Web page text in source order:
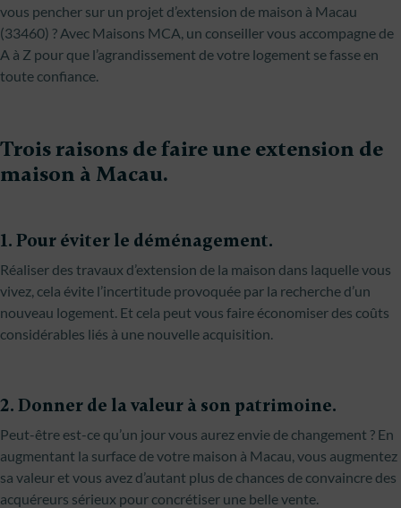
vous pencher sur un projet d’extension de maison à Macau
(33460) ? Avec Maisons MCA, un conseiller vous accompagne de
A à Z pour que l’agrandissement de votre logement se fasse en
toute confiance.
Trois raisons de faire une extension de
maison à Macau.
1. Pour éviter le déménagement.
Réaliser des travaux d’extension de la maison dans laquelle vous
vivez, cela évite l’incertitude provoquée par la recherche d’un
nouveau logement. Et cela peut vous faire économiser des coûts
considérables liés à une nouvelle acquisition.
2. Donner de la valeur à son patrimoine.
Peut-être est-ce qu’un jour vous aurez envie de changement ? En
augmentant la surface de votre maison à Macau, vous augmentez
sa valeur et vous avez d’autant plus de chances de convaincre des
acquéreurs sérieux pour concrétiser une belle vente.